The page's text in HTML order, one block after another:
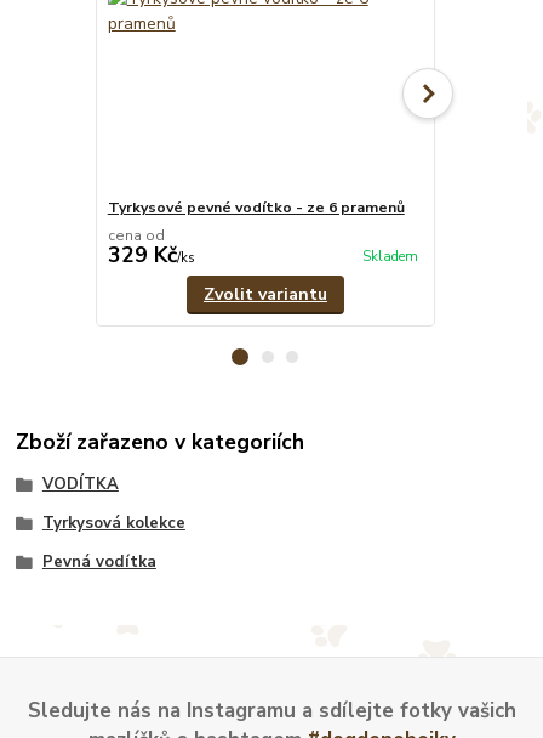
Tyrkysové pevné vodítko - ze 6 pramenů
cena od
329 Kč/ks Skladem
Zvolit variantu
Zboží zařazeno v kategoriích
VODÍTKA
Tyrkysová kolekce
Pevná vodítka
Sledujte nás na Instagramu a sdílejte fotky vašich